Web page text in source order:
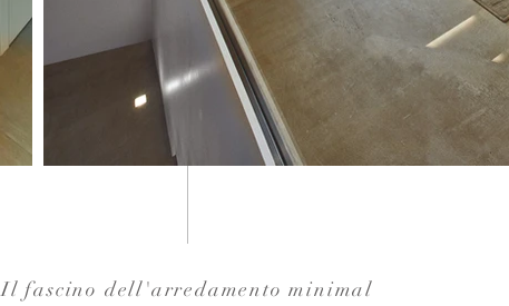
Il fascino dell'arredamento minimal